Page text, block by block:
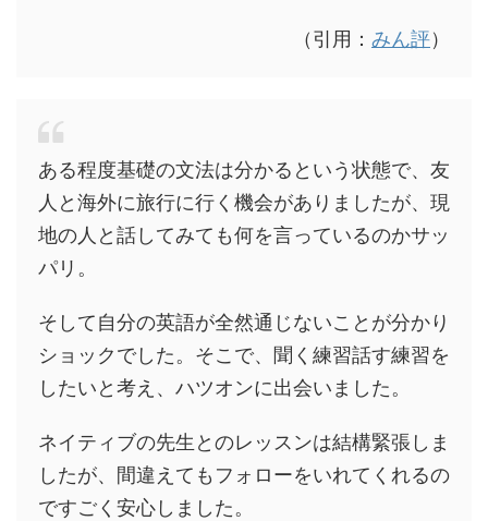
（引用： みん評）
ある程度基礎の文法は分かるという状態で、友
人と海外に旅行に行く機会がありましたが、現
地の人と話してみても何を言っているのかサッ
パリ。
そして自分の英語が全然通じないことが分かり
ショックでした。そこで、聞く練習話す練習を
したいと考え、ハツオンに出会いました。
ネイティブの先生とのレッスンは結構緊張しま
したが、間違えてもフォローをいれてくれるの
ですごく安心しました。